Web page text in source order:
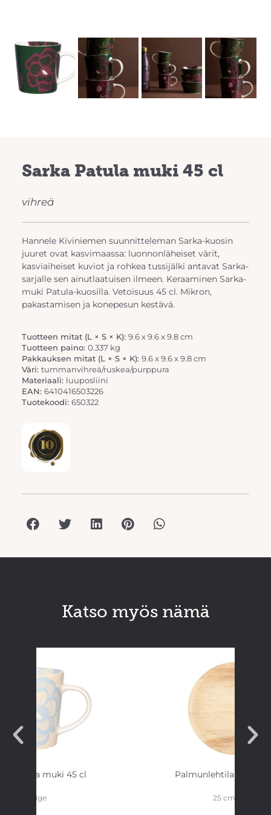
Next
Sarka Patula muki 45 cl
vihreä
Hannele Kiviniemen suunnitteleman Sarka-kuosin
juuret ovat kasvimaassa: luonnonläheiset värit,
kasviaiheiset kuviot ja rohkea tussijälki antavat Sarka-
sarjalle sen ainutlaatuisen ilmeen. Keraaminen Sarka-
muki Patula-kuosilla. Vetoisuus 45 cl. Mikron,
pakastamisen ja konepesun kestävä.
Tuotteen mitat (L × S × K): 9.6 x 9.6 x 9.8 cm
Tuotteen paino: 0.337 kg
Pakkauksen mitat (L × S × K): 9.6 x 9.6 x 9.8 cm
Väri: tummanvihreä/ruskea/purppura
Materiaali: luuposliini
EAN: 6410416503226
Tuotekoodi: 650322
Katso myös nämä
Patula muki 45 cl
beige
Palmunlehtilautanen
25 cm 10 kpl